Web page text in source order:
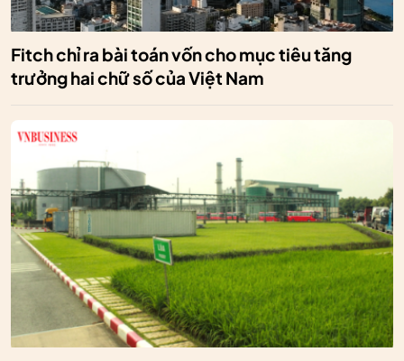
Fitch chỉ ra bài toán vốn cho mục tiêu tăng
trưởng hai chữ số của Việt Nam